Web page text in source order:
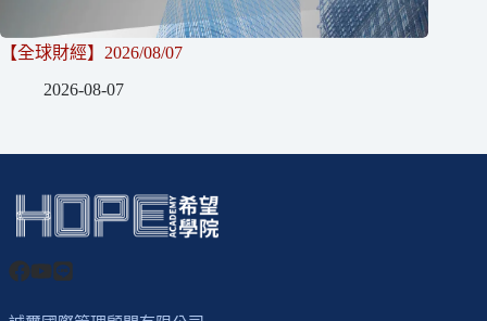
【全球財經】2026/08/07
2026-08-07